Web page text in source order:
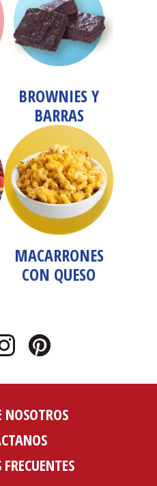
BROWNIES Y
BARRAS
MACARRONES
CON QUESO
NOSOTROS